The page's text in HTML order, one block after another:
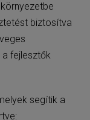
biztosítva
fejlesztők
segítik a